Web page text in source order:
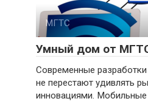
МГТС
Умный дом от
Современные
не перестают удивлять
инновациями.